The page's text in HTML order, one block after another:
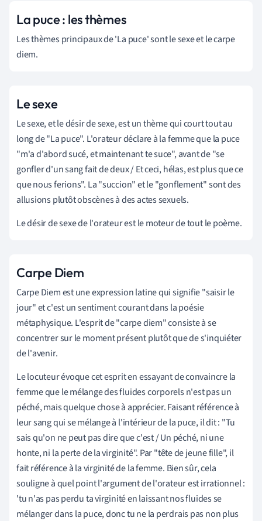
La puce : les thèmes
Les thèmes principaux de 'La puce' sont le sexe et le carpe
diem.
Le sexe
Le sexe, et le désir de sexe, est un thème qui court tout au
long de "La puce". L'orateur déclare à la femme que la puce
"m'a d'abord sucé, et maintenant te suce", avant de "se
gonfler d'un sang fait de deux / Et ceci, hélas, est plus que ce
que nous ferions". La "succion" et le "gonflement" sont des
allusions plutôt obscènes à des actes sexuels.
Le désir de sexe de l'orateur est le moteur de tout le poème.
Carpe Diem
Carpe Diem est une expression latine qui signifie "saisir le
jour" et c'est un sentiment courant dans la poésie
métaphysique. L'esprit de "carpe diem" consiste à se
concentrer sur le moment présent plutôt que de s'inquiéter
de l'avenir.
Le locuteur évoque cet esprit en essayant de convaincre la
femme que le mélange des fluides corporels n'est pas un
péché, mais quelque chose à apprécier. Faisant référence à
leur sang qui se mélange à l'intérieur de la puce, il dit : "Tu
sais qu'on ne peut pas dire que c'est / Un péché, ni une
honte, ni la perte de la virginité". Par "tête de jeune fille", il
fait référence à la virginité de la femme. Bien sûr, cela
souligne à quel point l'argument de l'orateur est irrationnel :
'tu n'as pas perdu ta virginité en laissant nos fluides se
mélanger dans la puce, donc tu ne la perdrais pas non plus